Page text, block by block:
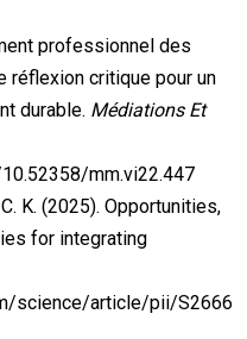
professionnel des
réflexion critique pour un
durable. Médiations Et
mm.vi22.447
C. K. (2025). Opportunities,
for integrating
science/article/pii/S2666